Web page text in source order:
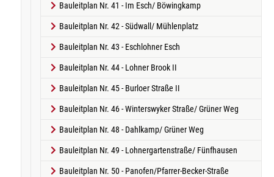
Bauleitplan Nr. 41 - Im Esch/ Böwingkamp
Bauleitplan Nr. 42 - Südwall/ Mühlenplatz
Bauleitplan Nr. 43 - Eschlohner Esch
Bauleitplan Nr. 44 - Lohner Brook II
Bauleitplan Nr. 45 - Burloer Straße II
Bauleitplan Nr. 46 - Winterswyker Straße/ Grüner Weg
Bauleitplan Nr. 48 - Dahlkamp/ Grüner Weg
Bauleitplan Nr. 49 - Lohnergartenstraße/ Fünfhausen
Bauleitplan Nr. 50 - Panofen/Pfarrer-Becker-Straße